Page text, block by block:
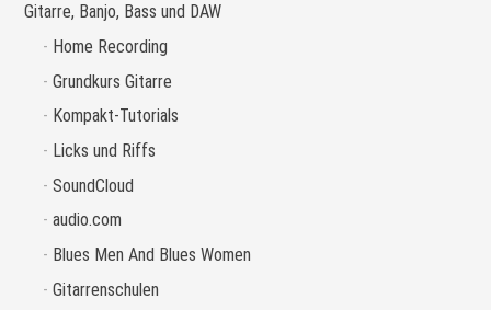
Gitarre, Banjo, Bass und DAW
Home Recording
Grundkurs Gitarre
Kompakt-Tutorials
Licks und Riffs
SoundCloud
audio.com
Blues Men And Blues Women
Gitarrenschulen